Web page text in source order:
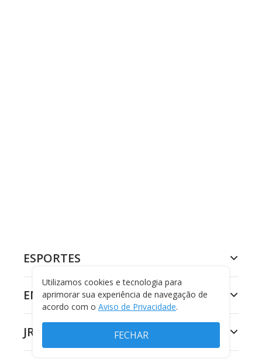
ESPORTES
ENTRETENIMENTO
JR 24H
Utilizamos cookies e tecnologia para
aprimorar sua experiência de navegação de
acordo com o Aviso de Privacidade.
FECHAR